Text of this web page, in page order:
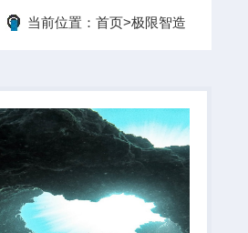
当前位置： 首页>极限智造